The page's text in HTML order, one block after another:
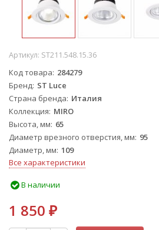
Артикул: ST211.548.15.36
Код товара 284279
Бренд ST Luce
Страна бренда Италия
Коллекция MIRO
Высота, мм 65
Диаметр врезного отверстия, мм 95
Диаметр, мм 109
Все характеристики
В наличии
1 850 ₽